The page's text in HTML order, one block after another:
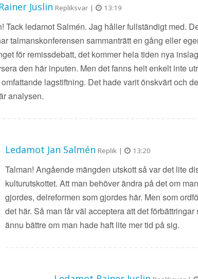
Juslin Repliksvar | 13:19
Tack ledamot Salmén. Jag håller fullständigt med.
talmanskonferensen sammanträtt en gång eller
för remissdebatt, det kommer hela tiden nya
den här inputen. Men det fanns helt enkelt inte
lagstiftning. Det hade varit önskvärt och
analysen.
Ledamot Jan Salmén Replik | 13:20
Talman! Angående mängden utskott så var det lite
kulturutskottet. Att man behöver ändra på det om
gjordes, delreformen som gjordes här. Men som
det här. Så man får väl acceptera att det
ännu bättre om man hade haft lite mer tid på sig.